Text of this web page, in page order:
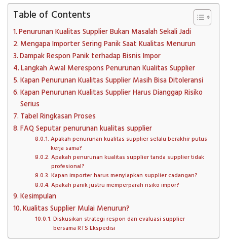
Table of Contents
Penurunan Kualitas Supplier Bukan Masalah Sekali Jadi
Mengapa Importer Sering Panik Saat Kualitas Menurun
Dampak Respon Panik terhadap Bisnis Impor
Langkah Awal Merespons Penurunan Kualitas Supplier
Kapan Penurunan Kualitas Supplier Masih Bisa Ditoleransi
Kapan Penurunan Kualitas Supplier Harus Dianggap Risiko
Serius
Tabel Ringkasan Proses
FAQ Seputar penurunan kualitas supplier
Apakah penurunan kualitas supplier selalu berakhir putus
kerja sama?
Apakah penurunan kualitas supplier tanda supplier tidak
profesional?
Kapan importer harus menyiapkan supplier cadangan?
Apakah panik justru memperparah risiko impor?
Kesimpulan
Kualitas Supplier Mulai Menurun?
Diskusikan strategi respon dan evaluasi supplier
bersama RTS Ekspedisi